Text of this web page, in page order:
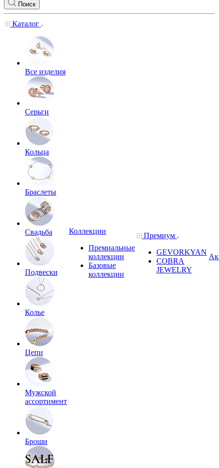
Поиск
Каталог
Все изделия
Серьги
Кольца
Браслеты
Свадьба
Подвески
Колье
Цепи
Мужской
ассортимент
Броши
Коллекции
Премиальные
коллекции
Базовые
коллекции
Премиум
GEVORKYAN
COBRA
JEWELRY